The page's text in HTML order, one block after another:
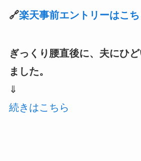
🔗楽天事前エントリーはこ
ぎっくり腰直後に、夫にひ
ました。
⇓
続きはこちら